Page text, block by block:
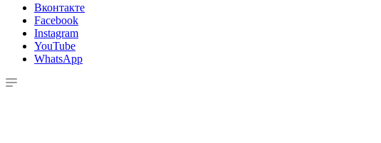
Вконтакте
Facebook
Instagram
YouTube
WhatsApp